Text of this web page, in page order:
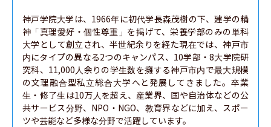
神戸学院大学は、1966年に初代学長森茂樹の下、建学の精
神「真理愛好・個性尊重」を掲げて、栄養学部のみの単科
大学として創立され、半世紀余りを経た現在では、神戸市
内にタイプの異なる2つのキャンパス、10学部・8大学院研
究科、11,000人余りの学生数を擁する神戸市内で最大規模
の文理融合型私立総合大学へと発展してきました。卒業
生・修了生は10万人を超え、産業界、国や自治体などの公
共サービス分野、NPO・NGO、教育界などに加え、スポー
ツや芸能など多様な分野で活躍しています。